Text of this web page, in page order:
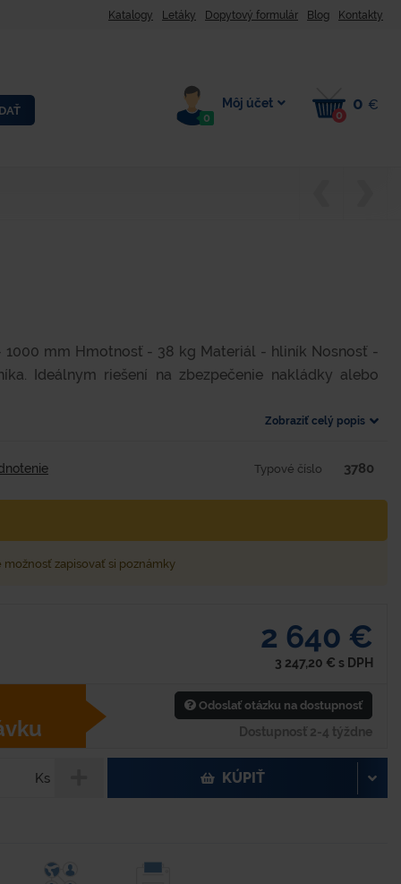
Katalogy Letáky Dopytový formulár Blog Kontakty
0
Môj účet
0
0 €
1000 mm Hmotnosť - 38 kg Materiál - hliník Nosnosť -
Ideálnym riešení na zbezpečenie nakládky alebo
Zobraziť celý popis
Typové číslo 3780
možnosť zapisovať si poznámky
2 640 €
3 247,20 € s DPH
Odoslať otázku na dostupnosť
Dostupnosť 2-4 týždne
Ks KÚPIŤ